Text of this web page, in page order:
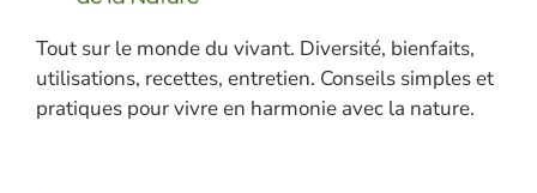
Tout sur le monde du vivant. Diversité, bienfaits,
utilisations, recettes, entretien. Conseils simples et
pratiques pour vivre en harmonie avec la nature.